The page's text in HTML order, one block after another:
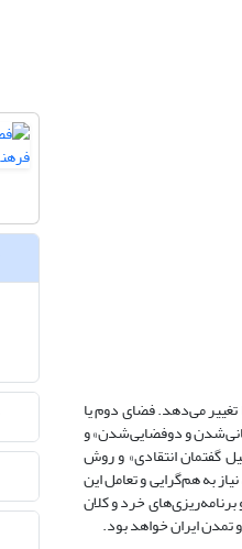
می‌دهد. فضای دوم یا
و دوفضایی‌شدن» و
گفتمان انتقادی» و روش
به هم‌گرایی و تعامل این
خرد و کلان
ایران خواهد بود.